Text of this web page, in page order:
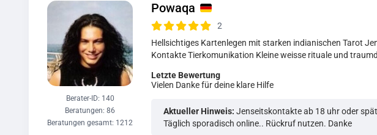
Powaqa
2
Hellsichtiges Kartenlegen mit starken indianischen Tarot
Kontakte Tierkomunikation Kleine weisse rituale und
Berater-ID: 140
Beratungen: 86
Beratungen gesamt: 1212
Letzte Bewertung
Vielen Danke für deine klare Hilfe
Aktueller Hinweis: Jenseitskontakte ab 18 uhr oder
Täglich sporadisch online.. Rückruf nutzen. Danke